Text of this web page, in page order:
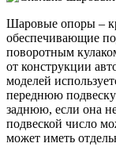
Шаровые опоры –
обеспечивающие
поворотным
от конструкции
моделей
переднюю
заднюю, если она
подвеской число
может иметь